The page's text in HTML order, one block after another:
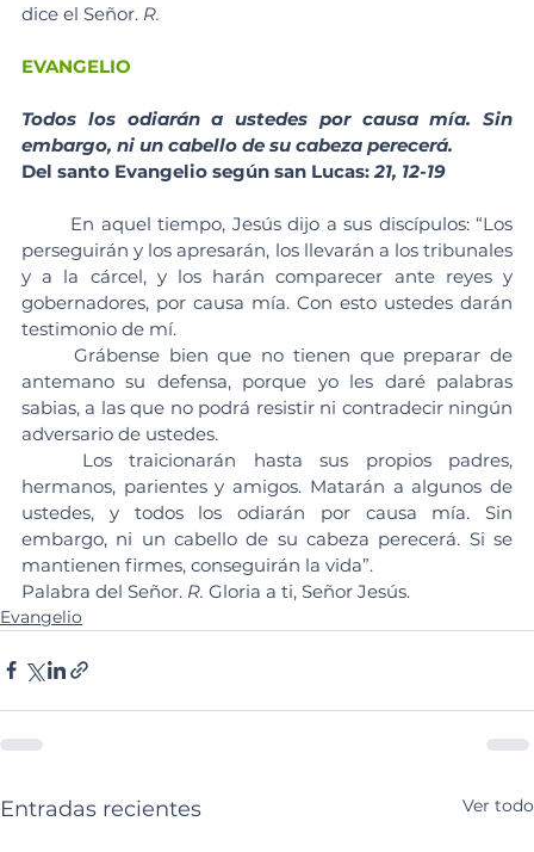
dice el Señor. R.
EVANGELIO
Todos los odiarán a ustedes por causa mía. Sin
embargo, ni un cabello de su cabeza perecerá.
Del santo Evangelio según san Lucas: 21, 12-19
perseguirán y los apresarán, los llevarán a los tribunales
y a la cárcel, y los harán comparecer ante reyes y
gobernadores, por causa mía. Con esto ustedes darán
testimonio de mí.
antemano su defensa, porque yo les daré palabras
sabias, a las que no podrá resistir ni contradecir ningún
adversario de ustedes.
hermanos, parientes y amigos. Matarán a algunos de
ustedes, y todos los odiarán por causa mía. Sin
embargo, ni un cabello de su cabeza perecerá. Si se
mantienen firmes, conseguirán la vida”.
Palabra del Señor. R. Gloria a ti, Señor Jesús.
Evangelio
Entradas recientes Ver todo